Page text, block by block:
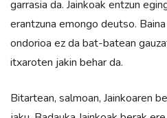
garrasia da. Jainkoak entzun
erantzuna emongo deutso.
ondorioa ez da bat-batean
itxaroten jakin behar da.
Bitartean, salmoan, Jainkoaren